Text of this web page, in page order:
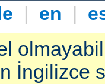
| en |
İngilizce